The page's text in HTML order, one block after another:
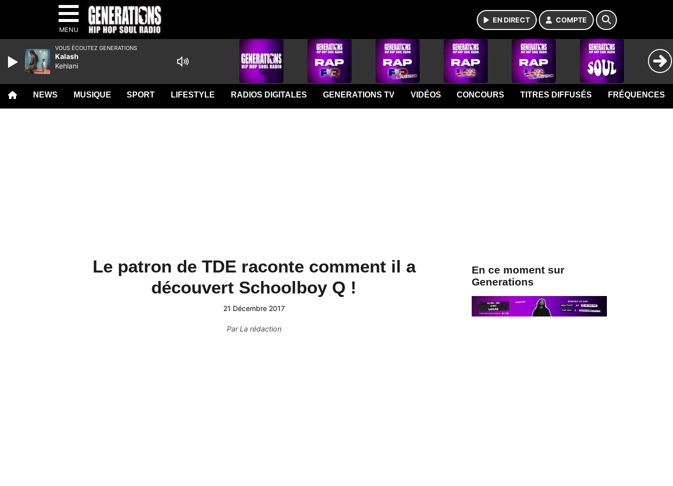
MENU
EN DIRECT COMPTE
NEWS MUSIQUE SPORT LIFESTYLE RADIOS DIGITALES GENERATIONS TV VIDÉOS CONCOURS TITRES DIFFUSÉS FRÉQUENCES
Le patron de TDE raconte comment il a
découvert Schoolboy Q !
21 Décembre 2017
ParLa rédaction
En ce moment sur
Generations
VOUS ÉCOUTEZ GENERATIONS
Kalash
Kehlani